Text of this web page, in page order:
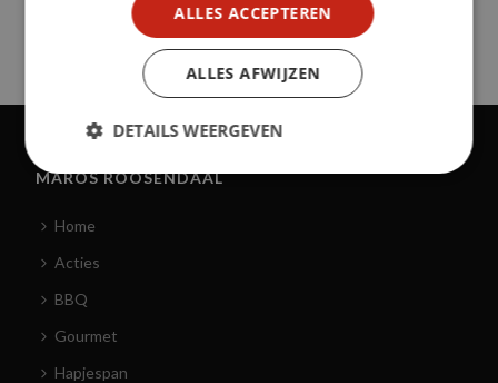
MAROS ROOSENDAAL
Home
Acties
BBQ
Gourmet
Hapjespan
ALLES ACCEPTEREN
ALLES AFWIJZEN
DETAILS WEERGEVEN